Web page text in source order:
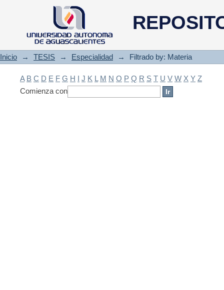
Filtrado by: Materia
Inicio → TESIS → Especialidad → Filtrado by: Materia
A B C D E F G H I J K L M N O P Q R S T U V W X Y Z
Comienza con